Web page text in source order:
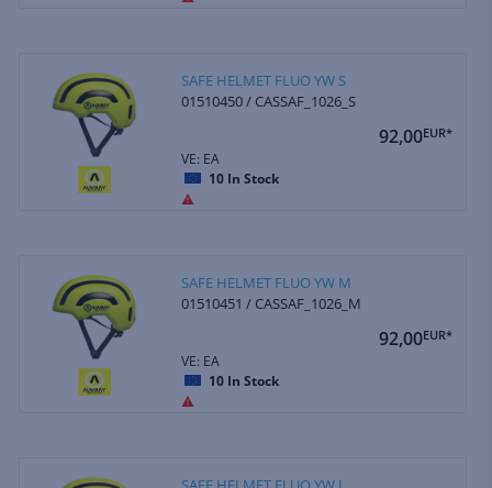
SAFE HELMET FLUO YW S
01510450 / CASSAF_1026_S
92,00EUR*
VE: EA
10 In Stock
SAFE HELMET FLUO YW M
01510451 / CASSAF_1026_M
92,00EUR*
VE: EA
10 In Stock